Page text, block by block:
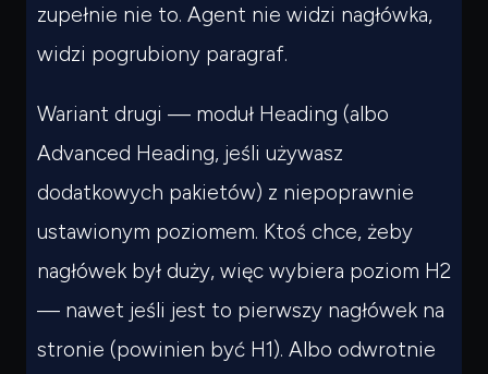
zupełnie nie to. Agent nie widzi nagłówka,
widzi pogrubiony paragraf.
Wariant drugi — moduł Heading (albo
Advanced Heading, jeśli używasz
dodatkowych pakietów) z niepoprawnie
ustawionym poziomem. Ktoś chce, żeby
nagłówek był duży, więc wybiera poziom H2
— nawet jeśli jest to pierwszy nagłówek na
stronie (powinien być H1). Albo odwrotnie